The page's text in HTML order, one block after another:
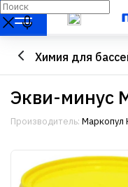
Химия для
Экви-минус
Производитель: Маркопул